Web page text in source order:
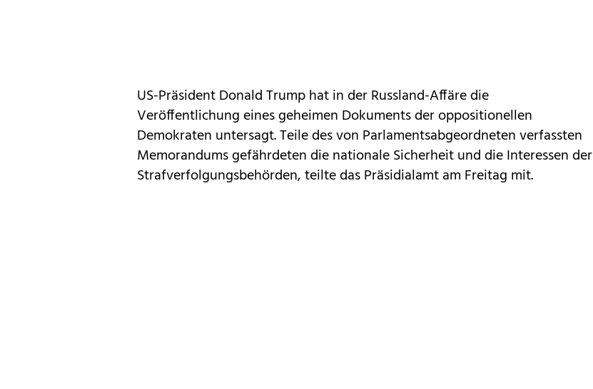
US-Präsident Donald Trump hat in der Russland-Affäre die
Veröffentlichung eines geheimen Dokuments der oppositionellen
Demokraten untersagt. Teile des von Parlamentsabgeordneten verfassten
Memorandums gefährdeten die nationale Sicherheit und die Interessen der
Strafverfolgungsbehörden, teilte das Präsidialamt am Freitag mit.